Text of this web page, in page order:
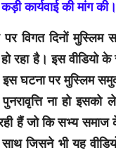
कार्यवाई की मांग की।
विगत दिनों मुस्लिम
रहा है। इस वीडियो
इस घटना पर
ना हो
हैं जो कि सभ्य समाज
जिसने भी यह